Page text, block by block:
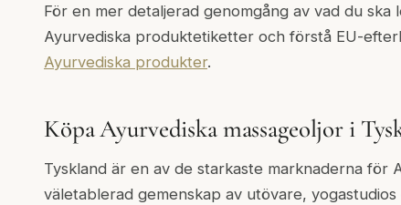
För en mer detaljerad genomgång av vad du
Ayurvediska produktetiketter och förstå EU-
Ayurvediska produkter.
Köpa Ayurvediska massageoljor i
Tyskland är en av de starkaste marknaderna för
väletablerad gemenskap av utövare,